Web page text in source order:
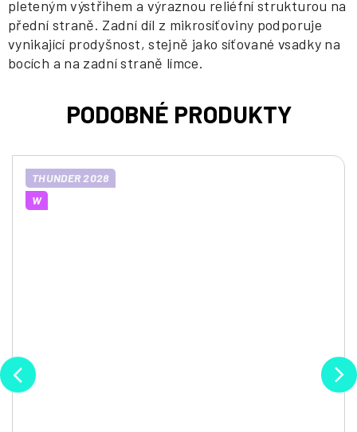
pleteným výstřihem a výraznou reliéfní strukturou na
přední straně. Zadní díl z mikrosíťoviny podporuje
vynikající prodyšnost, stejně jako síťované vsadky na
bocích a na zadní straně límce.
THUNDER 2028
W